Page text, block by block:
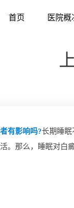
首页 医院概
有影响吗?长期睡眠
。那么，睡眠对白